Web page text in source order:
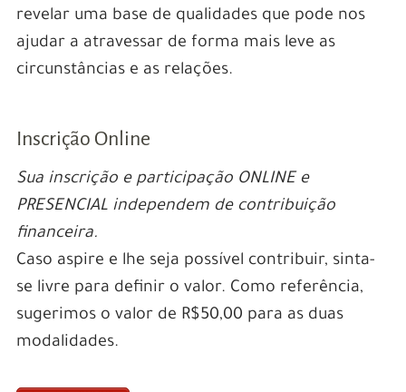
revelar uma base de qualidades que pode nos
ajudar a atravessar de forma mais leve as
circunstâncias e as relações.
Inscrição Online
Sua inscrição e participação ONLINE e
PRESENCIAL independem de contribuição
financeira.
Caso aspire e lhe seja possível contribuir, sinta-
se livre para definir o valor. Como referência,
sugerimos o valor de R$50,00 para as duas
modalidades.